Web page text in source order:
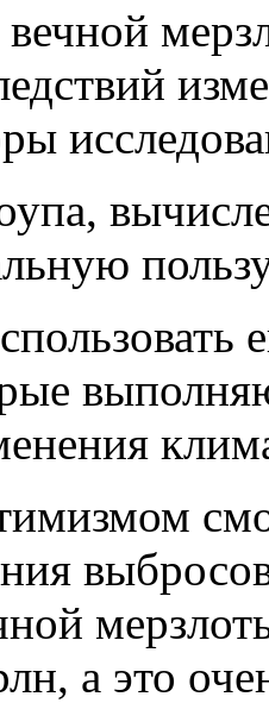
а это